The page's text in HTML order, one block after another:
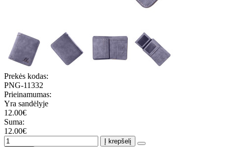
Prekės kodas:
PNG-11332
Prieinamumas:
Yra sandėlyje
12.00€
Suma:
12.00€
Į krepšelį